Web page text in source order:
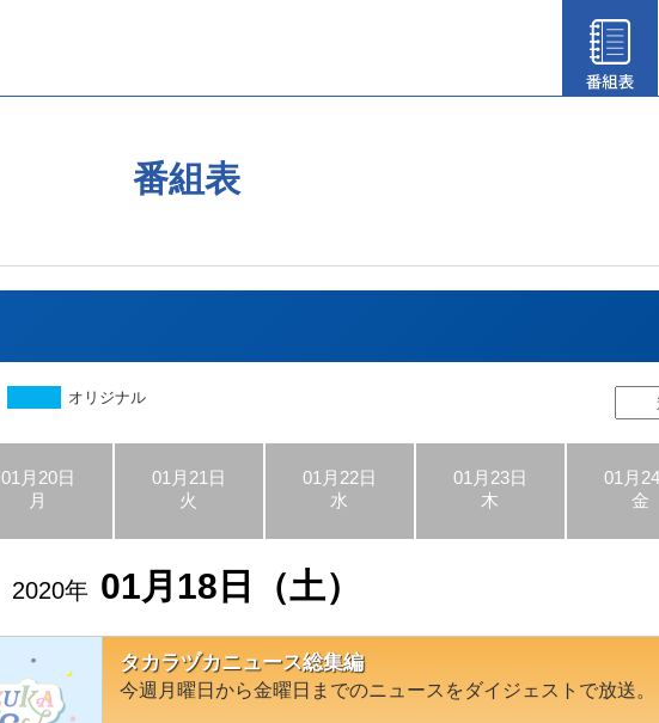
番組表
オリジナル
01月20日
月
01月21日
火
01月22日
水
01月23日
木
01月
金
2020年 01月18日（土）
タカラヅカニュース総集編
今週月曜日から金曜日までのニュースをダイジェストで放送。